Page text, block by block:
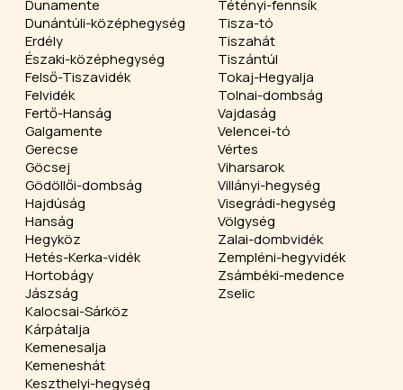
Dunamente
Dunántúli-középhegység
Erdély
Északi-középhegység
Felső-Tiszavidék
Felvidék
Fertő-Hanság
Galgamente
Gerecse
Göcsej
Gödöllői-dombság
Hajdúság
Hanság
Hegyköz
Hetés-Kerka-vidék
Hortobágy
Jászság
Kalocsai-Sárköz
Kárpátalja
Kemenesalja
Kemeneshát
Keszthelyi-hegység
Tétényi-fennsík
Tisza-tó
Tiszahát
Tiszántúl
Tokaj-Hegyalja
Tolnai-dombság
Vajdaság
Velencei-tó
Vértes
Viharsarok
Villányi-hegység
Visegrádi-hegység
Völgység
Zalai-dombvidék
Zempléni-hegyvidék
Zsámbéki-medence
Zselic